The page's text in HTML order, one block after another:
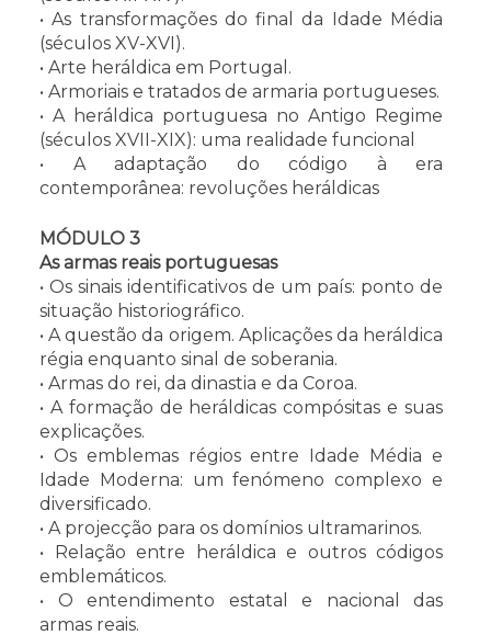
• As transformações do final da Idade Média
(séculos XV-XVI).
• Arte heráldica em Portugal.
• Armoriais e tratados de armaria portugueses.
• A heráldica portuguesa no Antigo Regime
(séculos XVII-XIX): uma realidade funcional
• A adaptação do código à era
contemporânea: revoluções heráldicas
MÓDULO 3
As armas reais portuguesas
• Os sinais identificativos de um país: ponto de
situação historiográfico.
• A questão da origem. Aplicações da heráldica
régia enquanto sinal de soberania.
• Armas do rei, da dinastia e da Coroa.
• A formação de heráldicas compósitas e suas
explicações.
• Os emblemas régios entre Idade Média e
Idade Moderna: um fenómeno complexo e
diversificado.
• A projecção para os domínios ultramarinos.
• Relação entre heráldica e outros códigos
emblemáticos.
• O entendimento estatal e nacional das
armas reais.